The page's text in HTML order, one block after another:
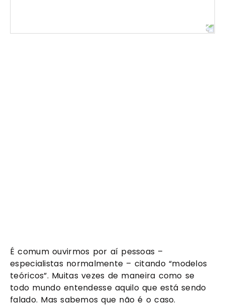
É comum ouvirmos por aí pessoas –
especialistas normalmente – citando “modelos
teóricos”. Muitas vezes de maneira como se
todo mundo entendesse aquilo que está sendo
falado. Mas sabemos que não é o caso.